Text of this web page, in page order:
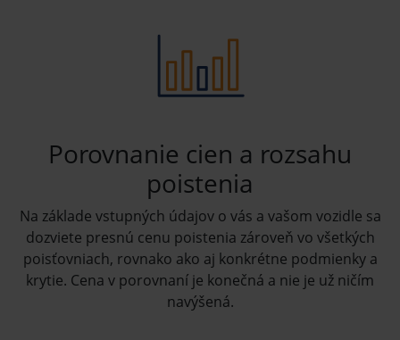
Porovnanie cien a rozsahu
poistenia
Na základe vstupných údajov o vás a vašom vozidle sa
dozviete presnú cenu poistenia zároveň vo všetkých
poisťovniach, rovnako ako aj konkrétne podmienky a
krytie. Cena v porovnaní je konečná a nie je už ničím
navýšená.